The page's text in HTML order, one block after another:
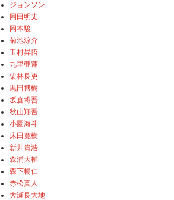
ジョンソン
岡田明丈
岡本駿
菊池涼介
玉村昇悟
九里亜蓮
栗林良吏
黒田博樹
坂倉将吾
秋山翔吾
小園海斗
床田寛樹
新井貴浩
森浦大輔
森下暢仁
赤松真人
大瀬良大地